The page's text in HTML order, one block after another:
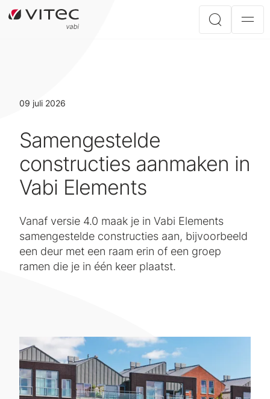
09 juli 2026
Samengestelde
constructies aanmaken in
Vabi Elements
Vanaf versie 4.0 maak je in Vabi Elements
samengestelde constructies aan, bijvoorbeeld
een deur met een raam erin of een groep
ramen die je in één keer plaatst.